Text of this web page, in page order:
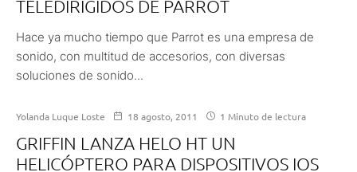
TELEDIRIGIDOS DE PARROT
Hace ya mucho tiempo que Parrot es una empresa de
sonido, con multitud de accesorios, con diversas
soluciones de sonido...
Yolanda Luque Loste 18 agosto, 2011 1 Minuto de lectura
GRIFFIN LANZA HELO HT UN
HELICÓPTERO PARA DISPOSITIVOS IOS